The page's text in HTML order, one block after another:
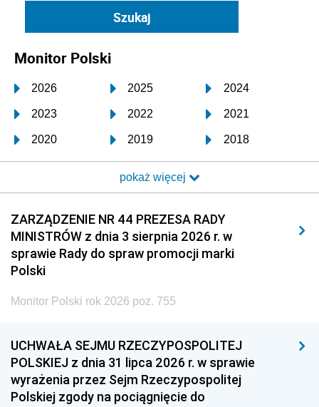
Monitor Polski
2026 2025 2024
2023 2022 2021
2020 2019 2018
2017 2016 2015
2014 2013 2012
2011 2010 2009
2008 2007 2006
2005
1996 1995 1994
1993 1992 1991
1990 1989
pokaż więcej
ZARZĄDZENIE NR 44 PREZESA RADY
MINISTRÓW z dnia 3 sierpnia 2026 r. w
sprawie Rady do spraw promocji marki
Polski
Monitor Polski rok 2026 poz. 755
UCHWAŁA SEJMU RZECZYPOSPOLITEJ
POLSKIEJ z dnia 31 lipca 2026 r. w sprawie
wyrażenia przez Sejm Rzeczypospolitej
Polskiej zgody na pociągnięcie do